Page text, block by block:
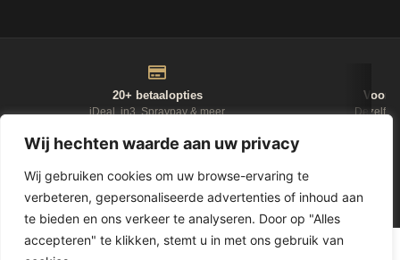
Wij hechten waarde aan uw privacy
Wij gebruiken cookies om uw browse-ervaring te
verbeteren, gepersonaliseerde advertenties of inhoud aan
te bieden en ons verkeer te analyseren. Door op "Alles
accepteren" te klikken, stemt u in met ons gebruik van
20+ betaalopties
iDeal, in3, Spraypay & meer
Voor
NIEUWSBRIEF